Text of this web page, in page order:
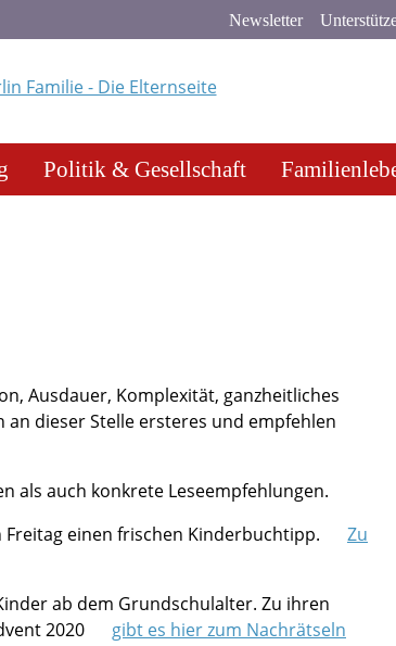
Newsletter
Politik & Gesellschaft
Ausdauer, Komplexität, ganzheitliches
dieser Stelle ersteres und empfehlen
als auch konkrete Leseempfehlungen.
einen frischen Kinderbuchtipp.
Zu
ab dem Grundschulalter. Zu ihren
2020 gibt es hier zum Nachrätseln